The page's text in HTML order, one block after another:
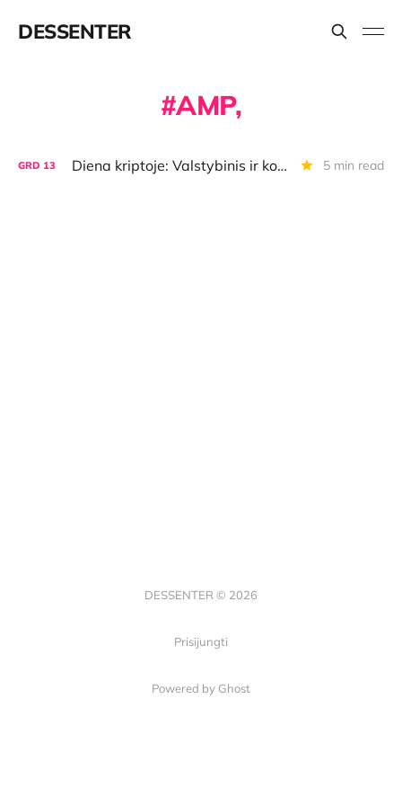
DESSENTER
AMP,
GRD 13 Diena kriptoje: Valstybinis ir korporatyvinis BTC palaikymas, skylė Dogecoin, kas apgavo Nerijų Mačiulį 5 min read
DESSENTER © 2026
Prisijungti
Powered by Ghost